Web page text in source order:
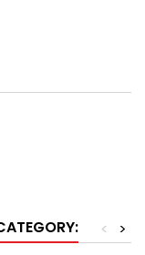
>
<